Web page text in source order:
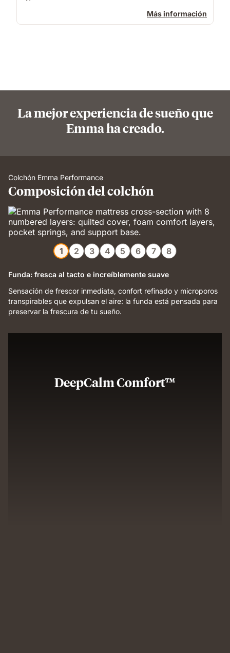
Más información
La mejor experiencia de sueño que
Emma ha creado.
Colchón Emma Performance
Composición del colchón
1 2 3 4 5 6 7 8
Funda: fresca al tacto e increíblemente suave
Sensación de frescor inmediata, confort refinado y microporos
transpirables que expulsan el aire: la funda está pensada para
preservar la frescura de tu sueño.
DeepCalm Comfort™